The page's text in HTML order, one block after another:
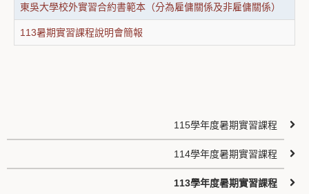
東吳大學校外實習合約書範本（分為雇傭關係及非雇傭關係）
113暑期實習課程說明會簡報
115學年度暑期實習課程
114學年度暑期實習課程
113學年度暑期實習課程